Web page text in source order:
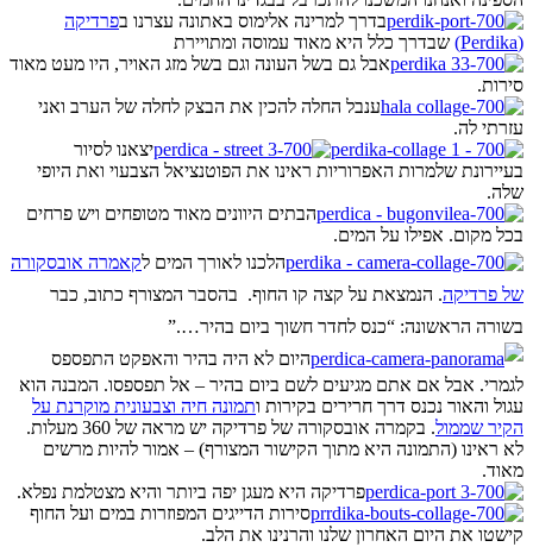
בדרך למרינה אלימוס באתונה עצרנו ב פרדיקה
שבדרך כלל היא מאוד עמוסה ומתויירת
אבל גם בשל העונה וגם בשל מזג האויר, היו מעט מאוד
סירות.
ענבל החלה להכין את הבצק לחלה של הערב ואני
עזרתי לה.
יצאנו לסיור
בעיירונת שלמרות האפרוריות ראינו את הפוטנציאל הצבעוי ואת היופי
שלה.
הבתים היוונים מאוד מטופחים ויש פרחים
בכל מקום. אפילו על המים.
הלכנו לאורך המים ל קאמרה אובסקורה
של פרדיקה. הנמצאת על קצה קו החוף. בהסבר המצורף כתוב, כבר
בשורה הראשונה: “כנס לחדר חשוך ביום בהיר….”
היום לא היה בהיר והאפקט התפספס
לגמרי. אבל אם אתם מגיעים לשם ביום בהיר – אל תפספסו. המבנה הוא
עגול והאור נכנס דרך חרירים בקירות ו תמונה חיה וצבעונית מוקרנת על
הקיר שממול
. בקמרה אובסקורה של פרדיקה יש מראה של 360 מעלות.
לא ראינו (התמונה היא מתוך הקישור המצורף) – אמור להיות מרשים
מאוד.
פרדיקה היא מעגן יפה ביותר והיא מצטלמת נפלא.
סירות הדייגים המפוזרות במים ועל החוף
קישטו את היום האחרון שלנו והרנינו את הלב.